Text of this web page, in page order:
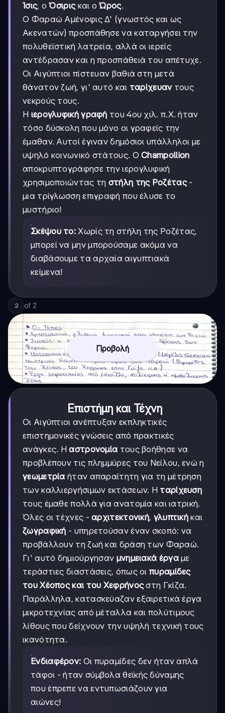
Ίσις, οΌσιριςκαι οΏρος.
Ο Φαραώ Αμένοφις Δ' (γνωστός και ως
Ακενατών) προσπάθησε να καταργήσει την
πολυθεϊστική λατρεία, αλλά οι ιερείς
αντέδρασαν και η προσπάθειά του απέτυχε.
Οι Αιγύπτιοι πίστευαν βαθιά στη μετά
θάνατον ζωή, γι' αυτό και ταρίχευαντους
νεκρούς τους.
Η ιερογλυφική γραφή του 4ου χιλ. π.Χ. ήταν
τόσο δύσκολη που μόνο οι γραφείς την
έμαθαν. Αυτοί έγιναν δημόσιοι υπάλληλοι με
υψηλό κοινωνικό στάτους. ΟChampollion
αποκρυπτογράφησε την ιερογλυφική
χρησιμοποιώντας τη στήλη της Ροζέτας-
μια τρίγλωσση επιγραφή που έλυσε το
μυστήριο!
Σκέψου το: Χωρίς τη στήλη της Ροζέτας,
μπορεί να μην μπορούσαμε ακόμα να
διαβάσουμε τα αρχαία αιγυπτιακά
κείμενα!
2 of 2
Προβολή
Επιστήμη και Τέχνη
Οι Αιγύπτιοι ανέπτυξαν εκπληκτικές
επιστημονικές γνώσεις από πρακτικές
ανάγκες. Ηαστρονομία τους βοήθησε να
προβλέπουν τις πλημμύρες του Νείλου, ενώ η
γεωμετρία ήταν απαραίτητη για τη μέτρηση
των καλλιεργήσιμων εκτάσεων. Η ταρίχευση
τους έμαθε πολλά για ανατομία και ιατρική.
Όλες οι τέχνες -αρχιτεκτονική, γλυπτική και
ζωγραφική - υπηρετούσαν έναν σκοπό: να
προβάλλουν τη ζωή και δράση των Φαραώ.
Γι' αυτό δημιούργησαν μνημειακά έργαμε
τεράστιες διαστάσεις, όπως οιπυραμίδες
του Χέοπος και του Χεφρήνοςστη Γκίζα.
Παράλληλα, κατασκεύαζαν εξαιρετικά έργα
μικροτεχνίας από μέταλλα και πολύτιμους
λίθους που δείχνουν την υψηλή τεχνική τους
ικανότητα.
Ενδιαφέρον: Οι πυραμίδες δεν ήταν απλά
τάφοι - ήταν σύμβολα θεϊκής δύναμης
που έπρεπε να εντυπωσιάζουν για
αιώνες!